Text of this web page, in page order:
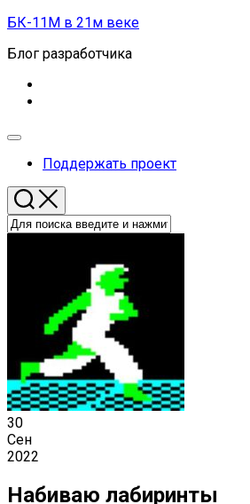
Перейти
содержанию
БК-11М в 21м веке
Блог разработчика
Развернуть
Поддержать проект
30
Сен
2022
Набиваю лабиринты